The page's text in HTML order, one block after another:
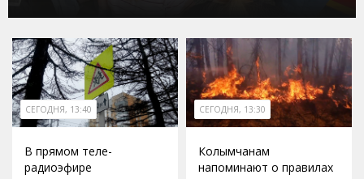
СЕГОДНЯ, 13:40
В прямом теле-
радиоэфире
СЕГОДНЯ, 13:30
Колымчанам
напоминают о правилах